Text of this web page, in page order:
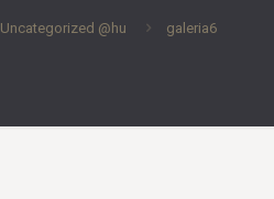
Uncategorized @hu galeria6